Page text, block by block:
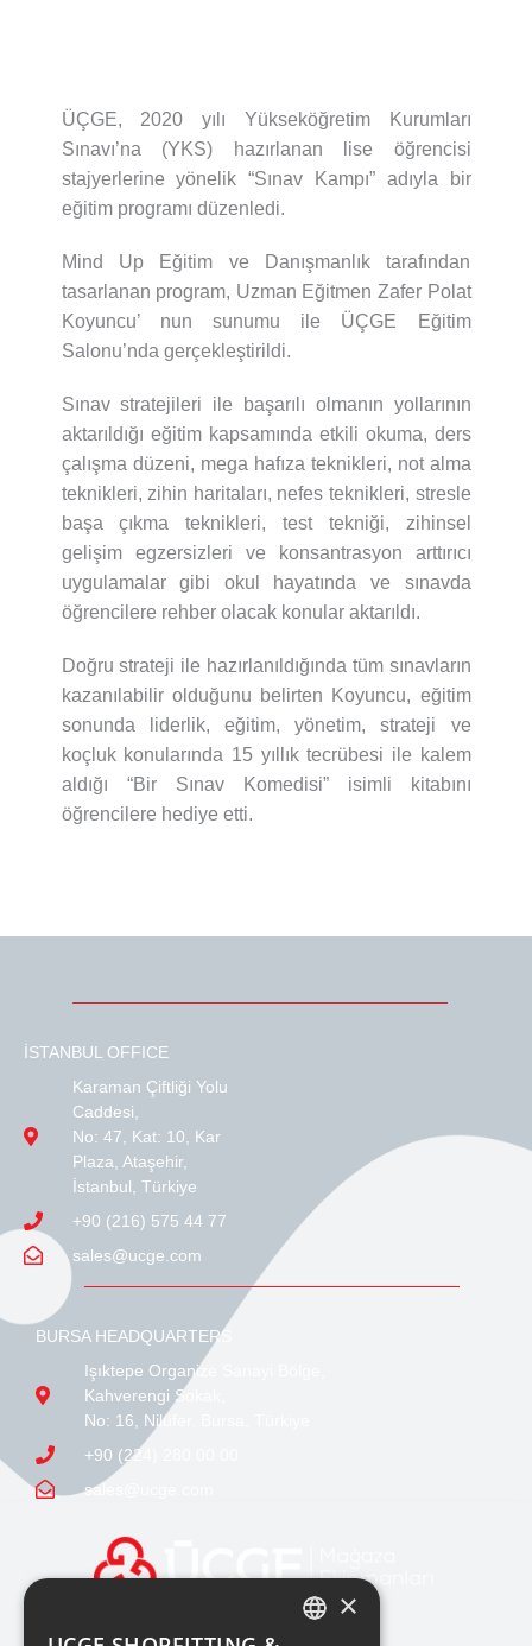
ÜÇGE, 2020 yılı Yükseköğretim Kurumları
Sınavı’na (YKS) hazırlanan lise öğrencisi
stajyerlerine yönelik “Sınav Kampı” adıyla bir
eğitim programı düzenledi.
Mind Up Eğitim ve Danışmanlık tarafından
tasarlanan program, Uzman Eğitmen Zafer Polat
Koyuncu’ nun sunumu ile ÜÇGE Eğitim
Salonu’nda gerçekleştirildi.
Sınav stratejileri ile başarılı olmanın yollarının
aktarıldığı eğitim kapsamında etkili okuma, ders
çalışma düzeni, mega hafıza teknikleri, not alma
teknikleri, zihin haritaları, nefes teknikleri, stresle
başa çıkma teknikleri, test tekniği, zihinsel
gelişim egzersizleri ve konsantrasyon arttırıcı
uygulamalar gibi okul hayatında ve sınavda
öğrencilere rehber olacak konular aktarıldı.
Doğru strateji ile hazırlanıldığında tüm sınavların
kazanılabilir olduğunu belirten Koyuncu, eğitim
sonunda liderlik, eğitim, yönetim, strateji ve
koçluk konularında 15 yıllık tecrübesi ile kalem
aldığı “Bir Sınav Komedisi” isimli kitabını
öğrencilere hediye etti.
BURSA HEADQUARTERS
Işıktepe Organize Sanayi Bölge,
Kahverengi Sokak,
No: 16, Nilüfer, Bursa, Türkiye
+90 (224) 280 00 00
sales@ucge.com
İSTANBUL OFFICE
Karaman Çiftliği Yolu
Caddesi,
No: 47, Kat: 10, Kar
Plaza, Ataşehir,
İstanbul, Türkiye
+90 (216) 575 44 77
sales@ucge.com
×